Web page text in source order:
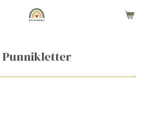
Punnikletter